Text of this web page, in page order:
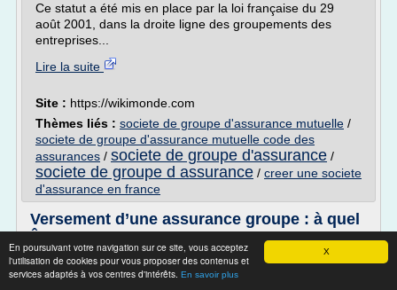
X
En poursuivant votre navigation sur ce site, vous acceptez
l'utilisation de cookies pour vous proposer des contenus et
services adaptés à vos centres d'intérêts. En savoir plus
Ce statut a été mis en place par la loi française du 29
août 2001, dans la droite ligne des groupements des
entreprises...
Lire la suite
Site : https://wikimonde.com
Thèmes liés : societe de groupe d'assurance mutuelle /
societe de groupe d'assurance mutuelle code des
assurances / societe de groupe d'assurance /
societe de groupe d assurance / creer une societe
d'assurance en france
Versement d’une assurance groupe : à quel
âge ...
Accueil » Conseil : Versement d'une assurance groupe : à
quel âge ?